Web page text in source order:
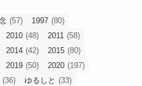
(57) 1997 (80)
2010 (48) 2011 (58)
2014 (42) 2015 (80)
2019 (50) 2020 (197)
(36) ゆるしと (33)